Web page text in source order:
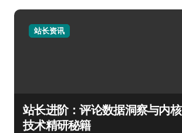
站长资讯
站长进阶：评论数据洞察与内核
技术精研秘籍